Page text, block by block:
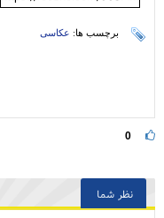
برچسب ها: عکاسی
0
نظر شما